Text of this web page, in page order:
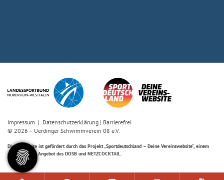
Impressum | Datenschutzerklärung | Barrierefrei
© 2026 – Uerdinger Schwimmverein 08 e.V.
Diese Website ist gefördert durch das Projekt„Sportdeutschland – Deine Vereinswebsite”, einem
gemeinsamen Angebot des DOSB und NETZCOCKTAIL.